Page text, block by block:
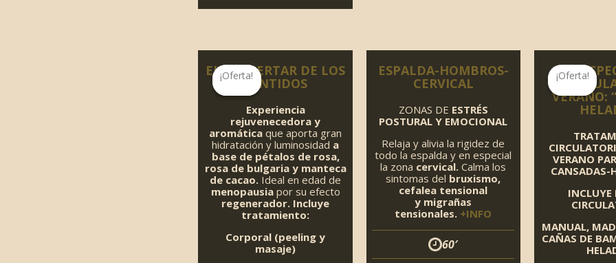
¡Oferta!
EL DESPERTAR DE LOS
SENTIDOS
Experiencia
rejuvenecedora y
aromática que aporta gran
hidratación y luminosidad a
base de pétalos de rosa,
rosa de bulgaria y manteca
de cacao. Ideal en edad de
menopausia por su efecto
regenerador. Incluye
tratamiento:
Corporal (peeling y
masaje)
¡Oferta! ESPALDA-HOMBROS-
CERVICAL
ZONAS DE ESTRÉS
POSTURAL Y EMOCIONAL
Relaja y alivia la rigidez de
todo la espalda y en especial
la zona cervical.Calma los
sintomas del bruxismo,
cefalea tensional
y migrañas
tensionales. +INFO
60′
¡Oferta!
VERANO:
VERANO
CANSADAS-
INCLUYE
MANUAL,
CAÑAS DE
¡Oferta!